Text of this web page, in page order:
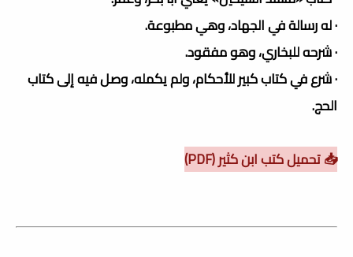
· له رسالة في الجهاد، وهي مطبوعة.
· شرحه للبخاري، وهو مفقود.
· شرع في كتاب كبير للأحكام، ولم يكمله، وصل فيه إلى كتاب
الحج.
📥 تحميل كتب ابن كثير (PDF)